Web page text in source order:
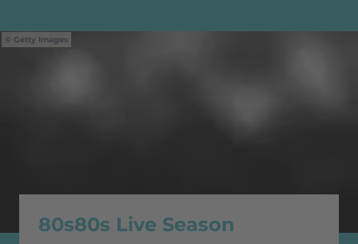
Getty Images
80s80s Live Season